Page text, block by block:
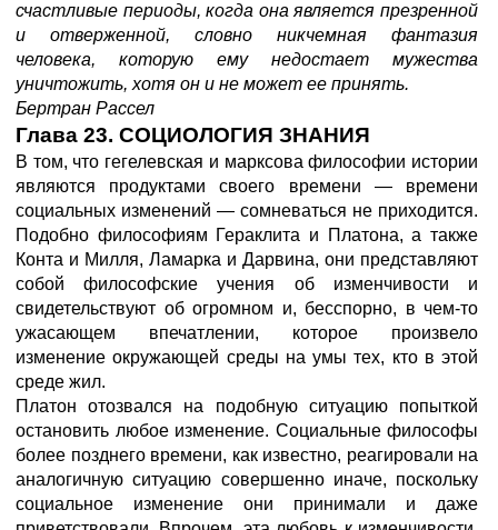
счастливые периоды, когда она является презренной
и отверженной, словно никчемная фантазия
человека, которую ему недостает мужества
уничтожить, хотя он и не может ее принять.
Бертран Рассел
Глава 23. СОЦИОЛОГИЯ ЗНАНИЯ
В том, что гегелевская и марксова философии истории
являются продуктами своего времени — времени
социальных изменений — сомневаться не приходится.
Подобно философиям Гераклита и Платона, а также
Конта и Милля, Ламарка и Дарвина, они представляют
собой философские учения об изменчивости и
свидетельствуют об огромном и, бесспорно, в чем-то
ужасающем впечатлении, которое произвело
изменение окружающей среды на умы тех, кто в этой
среде жил.
Платон отозвался на подобную ситуацию попыткой
остановить любое изменение. Социальные философы
более позднего времени, как известно, реагировали на
аналогичную ситуацию совершенно иначе, поскольку
социальное изменение они принимали и даже